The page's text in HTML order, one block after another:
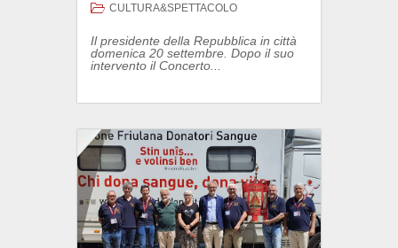
CULTURA&SPETTACOLO
Il presidente della Repubblica in città
domenica 20 settembre. Dopo il suo
intervento il Concerto...